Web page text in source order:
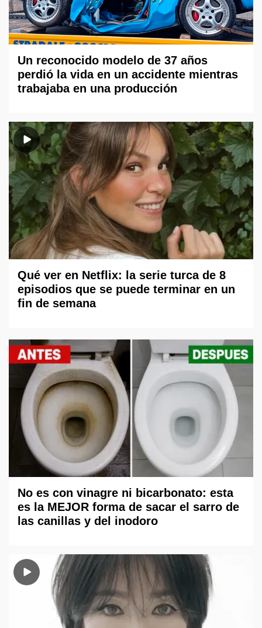
Un reconocido modelo de 37 años
perdió la vida en un accidente mientras
trabajaba en una producción
Qué ver en Netflix: la serie turca de 8
episodios que se puede terminar en un
fin de semana
No es con vinagre ni bicarbonato: esta
es la MEJOR forma de sacar el sarro de
las canillas y del inodoro